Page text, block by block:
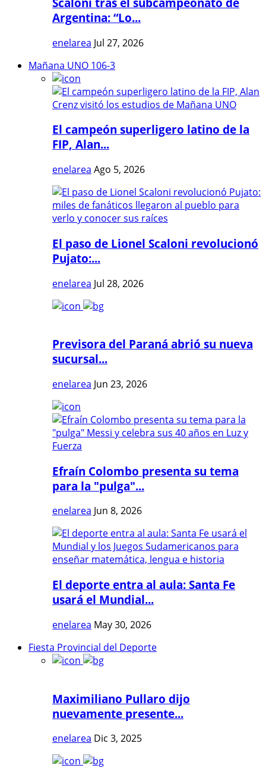
Argentina: “Lo...
enelarea Jul 27, 2026
Mañana UNO 106-3
El campeón superligero latino de la
FIP, Alan...
enelarea Ago 5, 2026
El paso de Lionel Scaloni revolucionó
Pujato:...
enelarea Jul 28, 2026
Previsora del Paraná abrió su nueva
sucursal...
enelarea Jun 23, 2026
Efraín Colombo presenta su tema
para la "pulga"...
enelarea Jun 8, 2026
El deporte entra al aula: Santa Fe
usará el Mundial...
enelarea May 30, 2026
Fiesta Provincial del Deporte
Maximiliano Pullaro dijo
nuevamente presente...
enelarea Dic 3, 2025